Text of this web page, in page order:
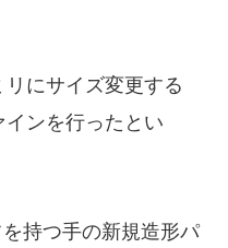
にサイズ変更する
ンを行ったとい
持つ手の新規造形パ